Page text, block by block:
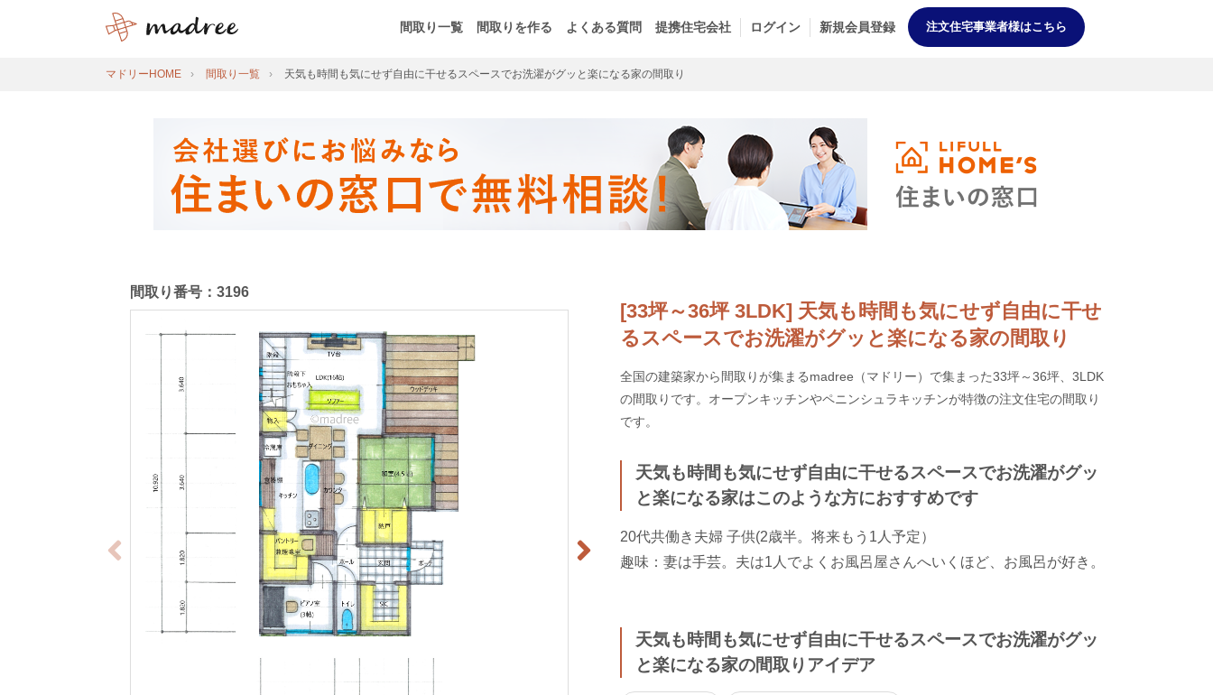
間取り一覧 間取りを作る よくある質問 提携住宅会社 ログイン 新規会員登録 注文住宅事業者様はこちら
マドリーHOME 間取り一覧 天気も時間も気にせず自由に干せるスペースでお洗濯がグッと楽になる家の間取り
[33坪～36坪 3LDK] 天気も時間も気にせず自由に干せ
るスペースでお洗濯がグッと楽になる家の間取り
全国の建築家から間取りが集まるmadree（マドリー）で集まった33坪～36坪、3LDK
の間取りです。オープンキッチンやペニンシュラキッチンが特徴の注文住宅の間取り
です。
天気も時間も気にせず自由に干せるスペースでお洗濯がグッ
と楽になる家はこのような方におすすめです
20代共働き夫婦 子供(2歳半。将来もう1人予定）
趣味：妻は手芸。夫は1人でよくお風呂屋さんへいくほど、お風呂が好き。
天気も時間も気にせず自由に干せるスペースでお洗濯がグッ
と楽になる家の間取りアイデア
間取り番号：3196